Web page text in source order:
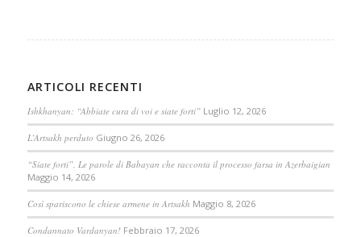
ARTICOLI RECENTI
Ishkhanyan: “Abbiate cura di voi e siate forti” Luglio 12, 2026
L’Artsakh perduto Giugno 26, 2026
“Siate forti”. Le parole di Babayan che racconta il processo farsa in Azerbaigian
Maggio 14, 2026
Così spariscono le chiese armene in Artsakh Maggio 8, 2026
Condannato Vardanyan! Febbraio 17, 2026